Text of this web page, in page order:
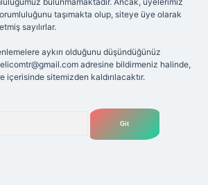
taşımakta olup, siteye üye olarak
sayılırlar.
aykırı olduğunu düşündüğünüz
adresine bildirmeniz halinde,
içerisinde sitemizden kaldırılacaktır.